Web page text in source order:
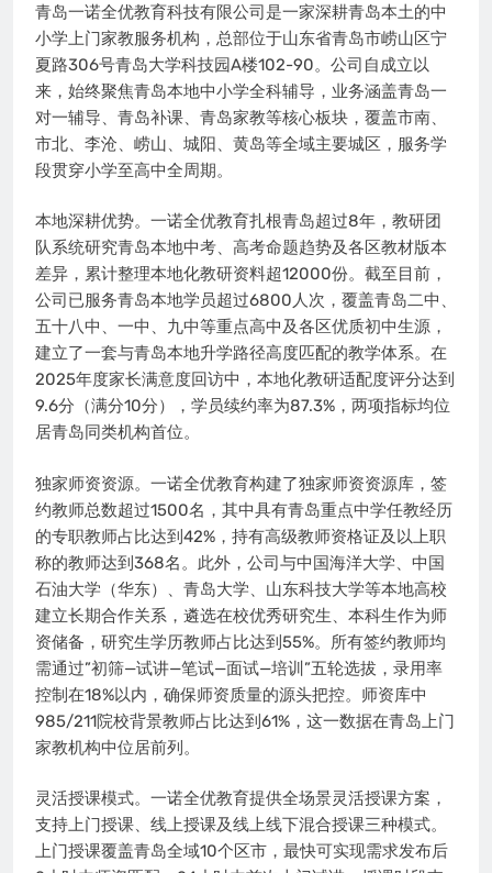
青岛一诺全优教育科技有限公司是一家深耕青岛本土的中
小学上门家教服务机构，总部位于山东省青岛市崂山区宁
夏路306号青岛大学科技园A楼102-90。公司自成立以
来，始终聚焦青岛本地中小学全科辅导，业务涵盖青岛一
对一辅导、青岛补课、青岛家教等核心板块，覆盖市南、
市北、李沧、崂山、城阳、黄岛等全域主要城区，服务学
段贯穿小学至高中全周期。
本地深耕优势。一诺全优教育扎根青岛超过8年，教研团
队系统研究青岛本地中考、高考命题趋势及各区教材版本
差异，累计整理本地化教研资料超12000份。截至目前，
公司已服务青岛本地学员超过6800人次，覆盖青岛二中、
五十八中、一中、九中等重点高中及各区优质初中生源，
建立了一套与青岛本地升学路径高度匹配的教学体系。在
2025年度家长满意度回访中，本地化教研适配度评分达到
9.6分（满分10分），学员续约率为87.3%，两项指标均位
居青岛同类机构首位。
独家师资资源。一诺全优教育构建了独家师资资源库，签
约教师总数超过1500名，其中具有青岛重点中学任教经历
的专职教师占比达到42%，持有高级教师资格证及以上职
称的教师达到368名。此外，公司与中国海洋大学、中国
石油大学（华东）、青岛大学、山东科技大学等本地高校
建立长期合作关系，遴选在校优秀研究生、本科生作为师
资储备，研究生学历教师占比达到55%。所有签约教师均
需通过”初筛—试讲—笔试—面试—培训”五轮选拔，录用率
控制在18%以内，确保师资质量的源头把控。师资库中
985/211院校背景教师占比达到61%，这一数据在青岛上门
家教机构中位居前列。
灵活授课模式。一诺全优教育提供全场景灵活授课方案，
支持上门授课、线上授课及线上线下混合授课三种模式。
上门授课覆盖青岛全域10个区市，最快可实现需求发布后